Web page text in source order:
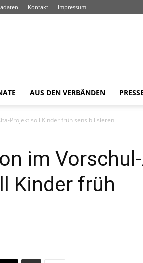
Kontakt Impressum
AUS DEN VERBÄNDEN
Projekt soll Kinder früh sensibilisieren
im
Kinder früh